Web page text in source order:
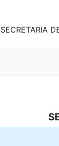
SECRETARIA